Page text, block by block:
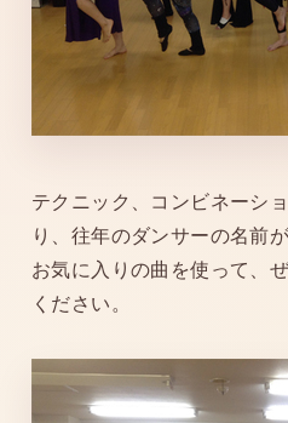
テクニック、コンビネーシ
り、往年のダンサーの名前が
お気に入りの曲を使って、
ください。